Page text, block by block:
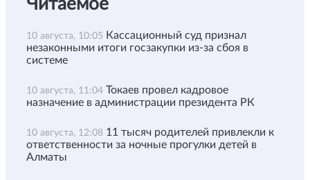
Читаемое
10 августа, 10:05 Кассационный суд признал
незаконными итоги госзакупки из-за сбоя в
системе
10 августа, 11:04 Токаев провел кадровое
назначение в администрации президента РК
10 августа, 12:08 11 тысяч родителей привлекли к
ответственности за ночные прогулки детей в
Алматы